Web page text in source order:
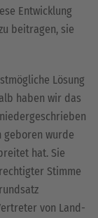
Entwicklung
beitragen, sie
Lösung
haben wir das
geboren wurde
hat. Sie
Stimme
von Land-